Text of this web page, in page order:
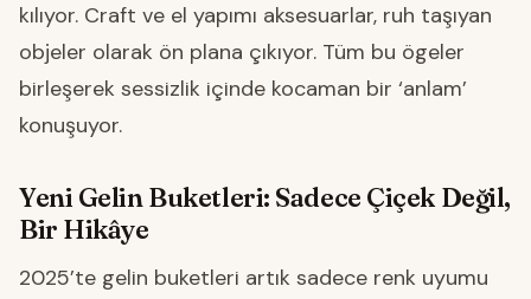
kılıyor. Craft ve el yapımı aksesuarlar, ruh taşıyan
objeler olarak ön plana çıkıyor. Tüm bu ögeler
birleşerek sessizlik içinde kocaman bir ‘anlam’
konuşuyor.
Yeni Gelin Buketleri: Sadece Çiçek Değil,
Bir Hikâye
2025’te gelin buketleri artık sadece renk uyumu